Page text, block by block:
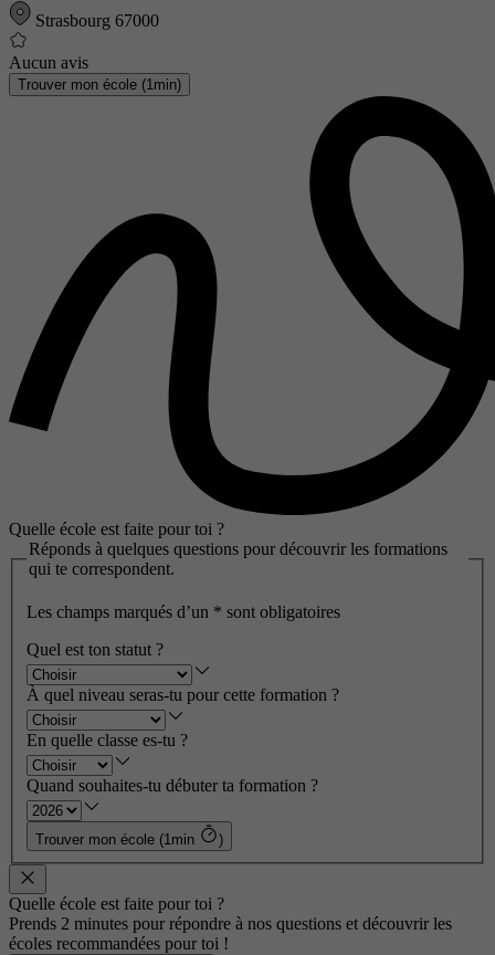
Strasbourg 67000
Aucun avis
Trouver mon école (1min)
Quelle école est faite pour toi ?
Réponds à quelques questions pour découvrir les formations
qui te correspondent.
Les champs marqués d’un * sont obligatoires
Quel est ton statut ?
À quel niveau seras-tu pour cette formation ?
En quelle classe es-tu ?
Quand souhaites-tu débuter ta formation ?
Trouver mon école (1min )
Quelle école est faite pour toi ?
Prends 2 minutes pour répondre à nos questions et découvrir les
écoles recommandées pour toi !